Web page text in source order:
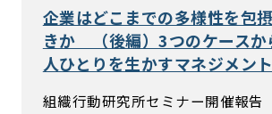
企業はどこまでの多様性を包
きか （後編）3つのケースか
人ひとりを生かすマネジメント
組織行動研究所セミナー開催報告